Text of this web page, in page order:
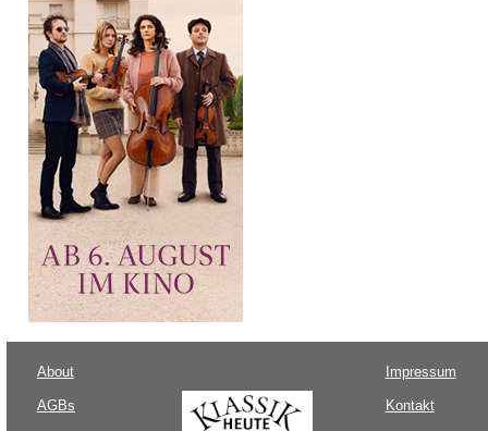
About
AGBs
Impressum
Kontakt